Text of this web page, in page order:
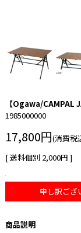
【Ogawa/CAMPAL
1985000000
17,800円(消費税
[ 送料個別 2,000円 ]
申し訳ござ
商品説明